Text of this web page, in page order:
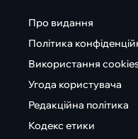
Про видання
Політика
Використання
Угода користувача
Редакційна політика
Кодекс етики